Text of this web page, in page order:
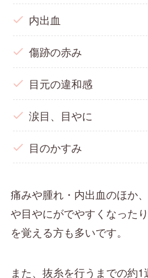
内出血
傷跡の赤み
目元の違和感
涙目、目やに
目のかすみ
痛みや腫れ・内出血のほか
や目やにがでやすくなった
を覚える方も多いです。
また、抜糸を行うまでの約